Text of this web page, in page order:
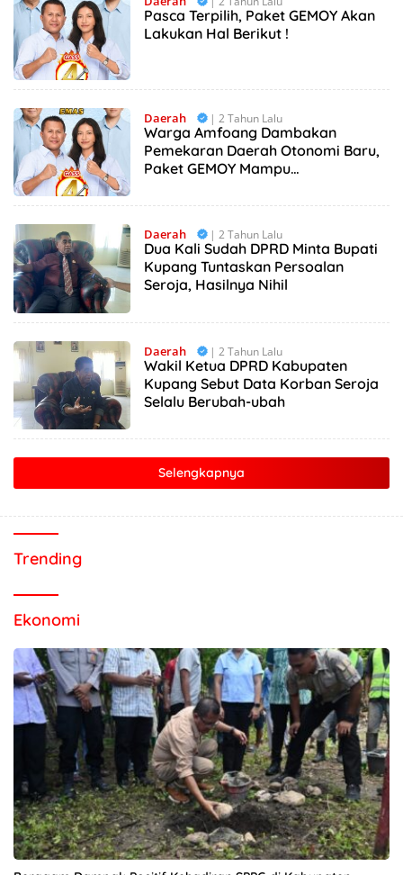
Pasca Terpilih, Paket GEMOY Akan
Lakukan Hal Berikut !
Daerah | 2 Tahun Lalu
Warga Amfoang Dambakan
Pemekaran Daerah Otonomi Baru,
Paket GEMOY Mampu
Daerah | 2 Tahun Lalu
Dua Kali Sudah DPRD Minta Bupati
Kupang Tuntaskan Persoalan
Seroja, Hasilnya Nihil
Daerah | 2 Tahun Lalu
Wakil Ketua DPRD Kabupaten
Kupang Sebut Data Korban Seroja
Selalu Berubah-ubah
Selengkapnya
Trending
Ekonomi